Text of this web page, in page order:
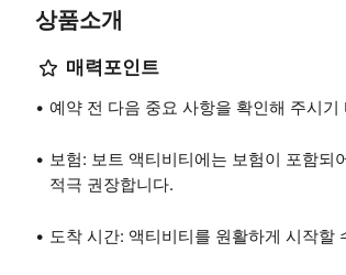
상품소개
매력포인트
예약 전 다음 중요 사항을 확인해 주시기
보험: 보트 액티비티에는 보험이 포함되
적극 권장합니다.
도착 시간: 액티비티를 원활하게 시작